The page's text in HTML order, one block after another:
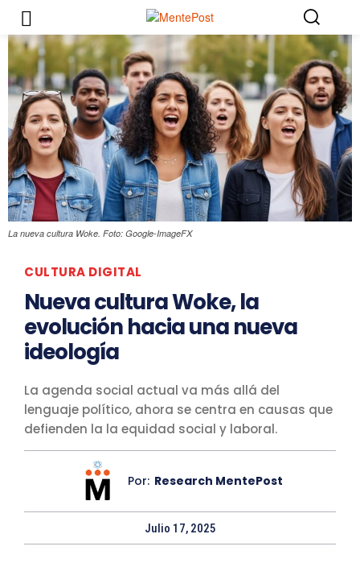
La nueva cultura Woke. Foto: Google-ImageFX
CULTURA DIGITAL
Nueva cultura Woke, la
evolución hacia una nueva
ideología
La agenda social actual va más allá del
lenguaje político, ahora se centra en causas que
defienden la la equidad social y laboral.
Por: Research MentePost
Julio 17, 2025